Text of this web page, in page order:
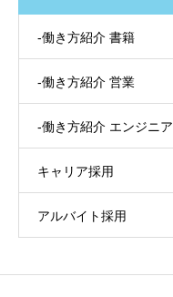
-働き方紹介 書籍
-働き方紹介 営業
-働き方紹介 エンジニア
キャリア採用
アルバイト採用